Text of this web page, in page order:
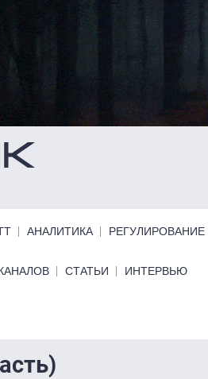
АНАЛИТИКА РЕГУЛИРОВАНИЕ
СТАТЬИ ИНТЕРВЬЮ